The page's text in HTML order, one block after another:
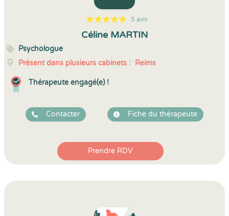
5
1
5
5 5 avis
Céline MARTIN
Psychologue
Présent dans plusieurs cabinets : Reims
Thérapeute engagé(e) !
Contacter Fiche du thérapeute
Prendre RDV